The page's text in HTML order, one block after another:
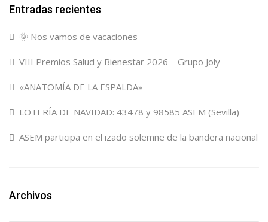
Entradas recientes
🌞 Nos vamos de vacaciones
VIII Premios Salud y Bienestar 2026 – Grupo Joly
«ANATOMÍA DE LA ESPALDA»
LOTERÍA DE NAVIDAD: 43478 y 98585 ASEM (Sevilla)
ASEM participa en el izado solemne de la bandera nacional
Archivos